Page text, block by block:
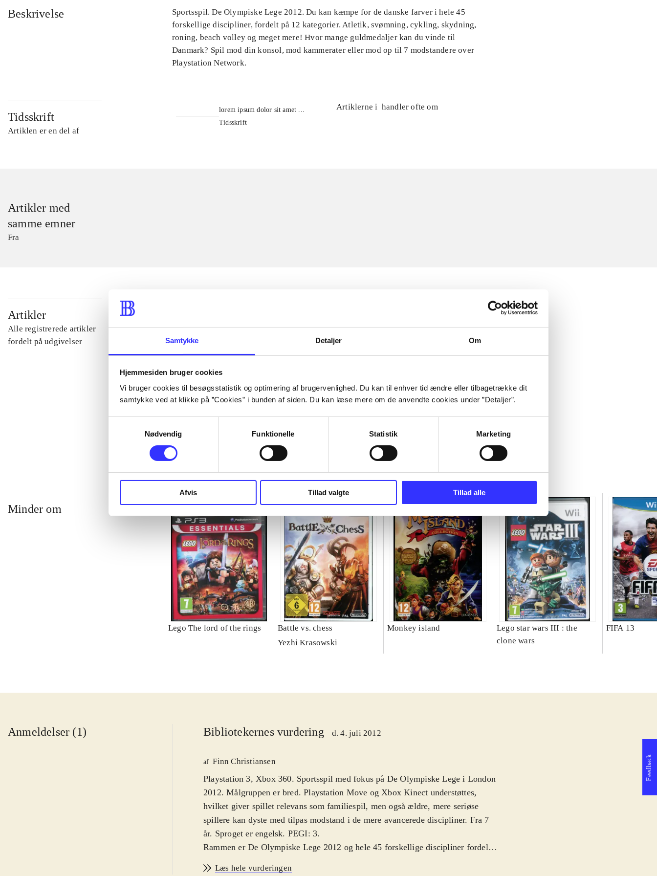
Samtykke Detaljer Om
Hjemmesiden bruger cookies
Vi bruger cookies til besøgsstatistik og optimering af brugervenlighed. Du kan til enhver tid ændre eller tilbagetrække dit
samtykke ved at klikke på ”Cookies” i bunden af siden. Du kan læse mere om de anvendte cookies under ”Detaljer”.
Nødvendig
Funktionelle Statistik Marketing
Afvis Tillad valgte Tillad alle
Beskrivelse
Sportsspil. De Olympiske Lege 2012. Du kan kæmpe for de danske farver i hele 45
forskellige discipliner, fordelt på 12 kategorier. Atletik, svømning, cykling, skydning,
roning, beach volley og meget mere! Hvor mange guldmedaljer kan du vinde til
Danmark? Spil mod din konsol, mod kammerater eller mod op til 7 modstandere over
Playstation Network.
Tidsskrift
Artiklen er en del af
lorem ipsum dolor sit amet ...
Tidsskrift
Artiklerne i handler ofte om
Artikler med
samme emner
Fra
Artikler
Alle registrerede artikler
fordelt på udgivelser
...
...
...
...
Minder om
Lego The lord of the rings
Battle vs. chess
Yezhi Krasowski
Monkey island
Lego star wars III : the
clone wars
FIFA 13
Anmeldelser (1) Bibliotekernes vurdering d. 4. juli 2012
af Finn Christiansen
Playstation 3, Xbox 360. Sportsspil med fokus på De Olympiske Lege i London
2012. Målgruppen er bred. Playstation Move og Xbox Kinect understøttes,
hvilket giver spillet relevans som familiespil, men også ældre, mere seriøse
spillere kan dyste med tilpas modstand i de mere avancerede discipliner. Fra 7
år. Sproget er engelsk. PEGI: 3.
Rammen er De Olympiske Lege 2012 og hele 45 forskellige discipliner fordelt
Læs hele vurderingen
Feedback